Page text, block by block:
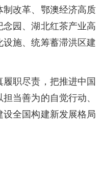
改革、鄂澳经济高质
园、湖北红茶产业高
施、统筹蓄滞洪区建
职尽责，把推进中国
当善为的自觉行动、
全国构建新发展格局